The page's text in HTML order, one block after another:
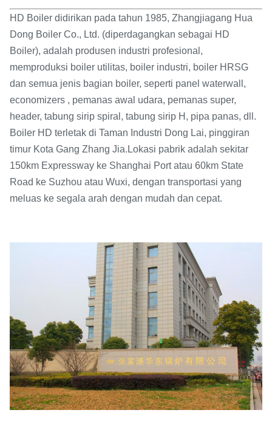
HD Boiler didirikan pada tahun 1985, Zhangjiagang Hua
Dong Boiler Co., Ltd. (diperdagangkan sebagai HD
Boiler), adalah produsen industri profesional,
memproduksi boiler utilitas, boiler industri, boiler HRSG
dan semua jenis bagian boiler, seperti panel waterwall,
economizers , pemanas awal udara, pemanas super,
header, tabung sirip spiral, tabung sirip H, pipa panas, dll.
Boiler HD terletak di Taman Industri Dong Lai, pinggiran
timur Kota Gang Zhang Jia.Lokasi pabrik adalah sekitar
150km Expressway ke Shanghai Port atau 60km State
Road ke Suzhou atau Wuxi, dengan transportasi yang
meluas ke segala arah dengan mudah dan cepat.